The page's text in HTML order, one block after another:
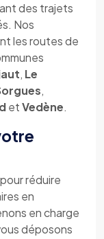
des trajets
Nos
les routes de
, Le
,
etVedène.
réduire
en
en charge
déposons